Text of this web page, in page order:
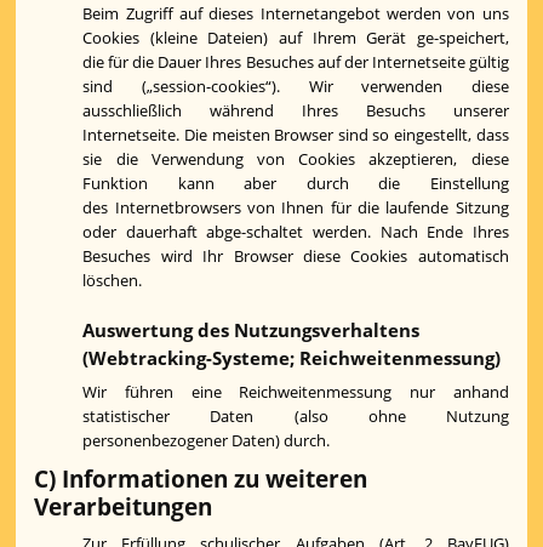
Beim Zugriff auf dieses Internetangebot werden von uns
Cookies (kleine Dateien) auf Ihrem Gerät ge-speichert,
die für die Dauer Ihres Besuches auf der Internetseite gültig
sind („session-cookies“). Wir verwenden diese
ausschließlich während Ihres Besuchs unserer
Internetseite. Die meisten Browser sind so eingestellt, dass
sie die Verwendung von Cookies akzeptieren, diese
Funktion kann aber durch die Einstellung
des Internetbrowsers von Ihnen für die laufende Sitzung
oder dauerhaft abge-schaltet werden. Nach Ende Ihres
Besuches wird Ihr Browser diese Cookies automatisch
löschen.
Auswertung des Nutzungsverhaltens
(Webtracking-Systeme; Reichweitenmessung)
Wir führen eine Reichweitenmessung nur anhand
statistischer Daten (also ohne Nutzung
personenbezogener Daten) durch.
C) Informationen zu weiteren
Verarbeitungen